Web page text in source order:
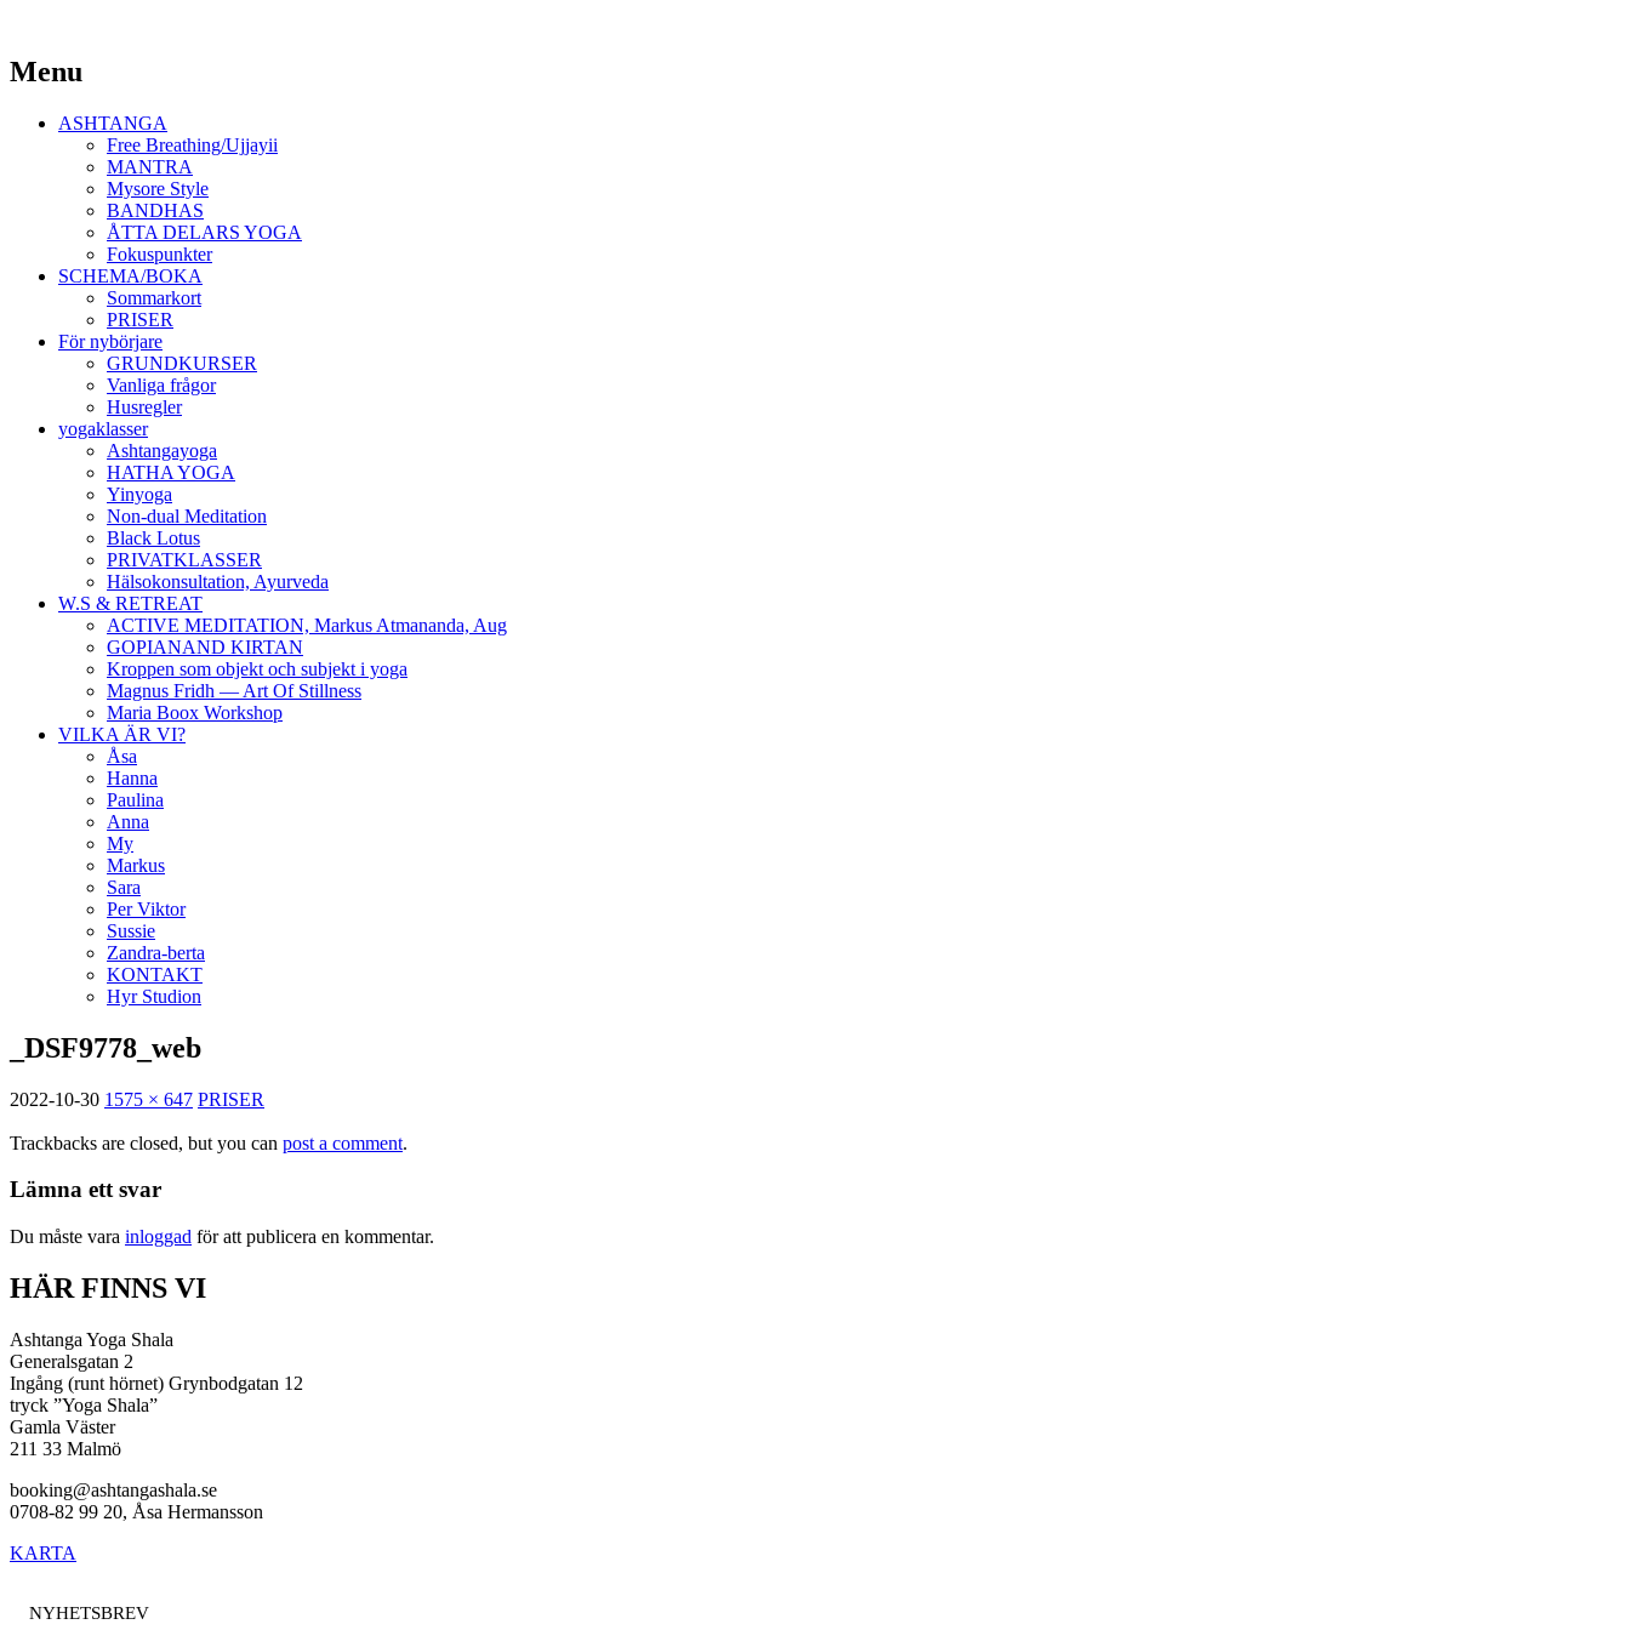
Ashtanga Yoga Shala Malmö
Yoga Malmö
Menu
Skip
ASHTANGA
Free Breathing/Ujjayii
MANTRA
Mysore Style
BANDHAS
ÅTTA DELARS YOGA
Fokuspunkter
SCHEMA/BOKA
Sommarkort
PRISER
För nybörjare
GRUNDKURSER
Vanliga frågor
Husregler
yogaklasser
Ashtangayoga
HATHA YOGA
Yinyoga
Non-dual Meditation
Black Lotus
PRIVATKLASSER
Hälsokonsultation, Ayurveda
W.S & RETREAT
ACTIVE MEDITATION, Markus Atmananda, Aug
GOPIANAND KIRTAN
Kroppen som objekt och subjekt i yoga
Magnus Fridh — Art Of Stillness
Maria Boox Workshop
VILKA ÄR VI?
Åsa
Hanna
Paulina
Anna
My
Markus
Sara
Per Viktor
Sussie
Zandra-berta
KONTAKT
Hyr Studion
_DSF9778_web
2022-10-30 1575 × 647 PRISER
Trackbacks are closed, but you can post a comment.
Lämna ett svar
Du måste vara inloggad för att publicera en kommentar.
HÄR FINNS VI
Ashtanga Yoga Shala
Generalsgatan 2
Ingång (runt hörnet) Grynbodgatan 12
tryck ”Yoga Shala”
Gamla Väster
211 33 Malmö
booking@ashtangashala.se
0708-82 99 20, Åsa Hermansson
KARTA
NYHETSBREV